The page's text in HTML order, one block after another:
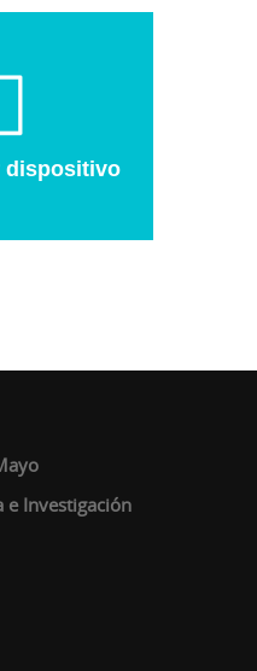
dispositivo
e Investigación